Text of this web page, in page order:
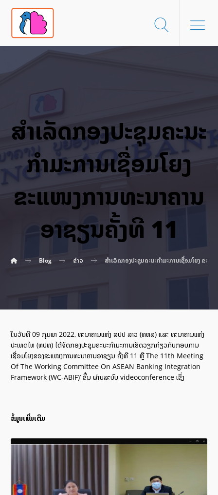
ສຳເລັດກອງປະຊຸມຄະນະ
ກໍາມະການເຊື່ອມໂຍງ
ຂະແໜງການທະນາຄານ
ອາຊຽນຄັ້ງທີ 11
Blog ຂ່າວ ສຳເລັດກອງປະຊຸມຄະນະກໍາມະການເຊື່ອມໂຍງ ຂະແ
ໃນວັນທີ 09 ກຸມພາ 2022, ທະນາຄານແຫ່ງ ສປປ ລາວ (ທຫລ) ແລະ ທະນາຄານແຫ່ງ
ປະເທດໄທ (ທປທ) ໄດ້ຈັດກອງປະຊຸມຄະນະກໍາມະການເຮັດວຽກກ່ຽວກັບກອບການ
ເຊື່ອມໂຍງຂອງຂະແໜງການທະນາຄານອາຊຽນ ຄັ້ງທີ 11 ຫຼື The 11th Meeting
Of The Working Committee On ASEAN Banking Integration
Framework (WC-ABIF)’ ຂຶ້ນ ຜ່ານລະບົບ videoconference ເຊິ່ງ
ຂໍ້ມູນເພີ່ມເຕີມ